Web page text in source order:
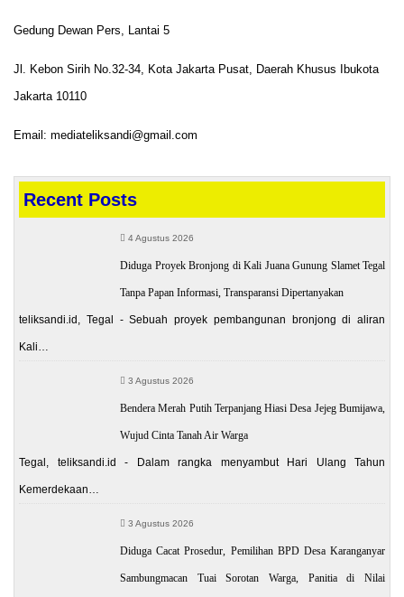
Gedung Dewan Pers, Lantai 5
Jl. Kebon Sirih No.32-34, Kota Jakarta Pusat, Daerah Khusus Ibukota
Jakarta 10110
Email: mediateliksandi@gmail.com
Recent Posts
4 Agustus 2026
Diduga Proyek Bronjong di Kali Juana Gunung Slamet Tegal
Tanpa Papan Informasi, Transparansi Dipertanyakan
teliksandi.id, Tegal - Sebuah proyek pembangunan bronjong di aliran
Kali…
3 Agustus 2026
Bendera Merah Putih Terpanjang Hiasi Desa Jejeg Bumijawa,
Wujud Cinta Tanah Air Warga
Tegal, teliksandi.id - Dalam rangka menyambut Hari Ulang Tahun
Kemerdekaan…
3 Agustus 2026
Diduga Cacat Prosedur, Pemilihan BPD Desa Karanganyar
Sambungmacan Tuai Sorotan Warga, Panitia di Nilai